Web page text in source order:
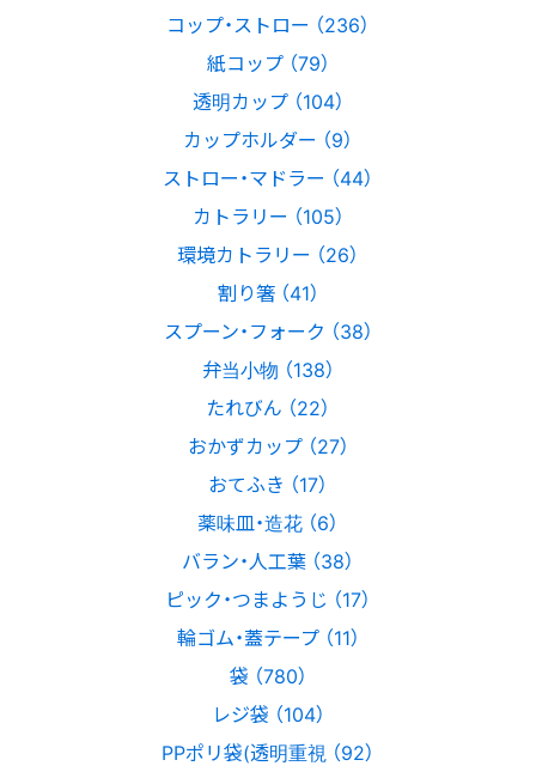
コップ・ストロー （236）
紙コップ （79）
透明カップ （104）
カップホルダー （9）
ストロー・マドラー （44）
カトラリー （105）
環境カトラリー （26）
割り箸 （41）
スプーン・フォーク （38）
弁当小物 （138）
たれびん （22）
おかずカップ （27）
おてふき （17）
薬味皿・造花 （6）
バラン・人工葉 （38）
ピック・つまようじ （17）
輪ゴム・蓋テープ （11）
袋 （780）
レジ袋 （104）
PPポリ袋(透明重視 （92）